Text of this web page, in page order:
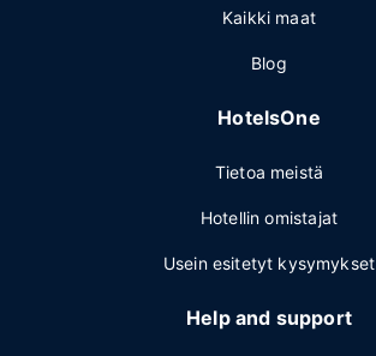
Kaikki maat
Blog
HotelsOne
Tietoa meistä
Hotellin omistajat
Usein esitetyt kysymykset
Help and support